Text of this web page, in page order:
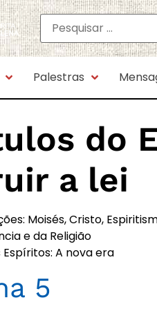
Palestras
do
a lei
Moisés, Cristo,
e da Religião
Espíritos: A nova era
5